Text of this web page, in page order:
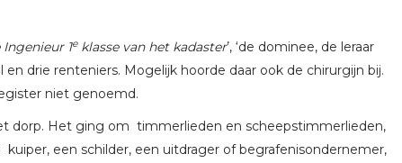
Ingenieur 1eklasse van het kadaster’, ‘de dominee, de leraar
drie renteniers. Mogelijk hoorde daar ook de chirurgijn bij.
niet genoemd.
dorp. Het ging om timmerlieden en scheepstimmerlieden,
een schilder, een uitdrager of begrafenisondernemer,